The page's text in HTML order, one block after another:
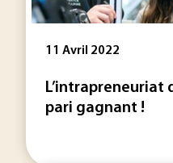
11 Avril 2022
L’intrapreneuriat
pari gagnant !